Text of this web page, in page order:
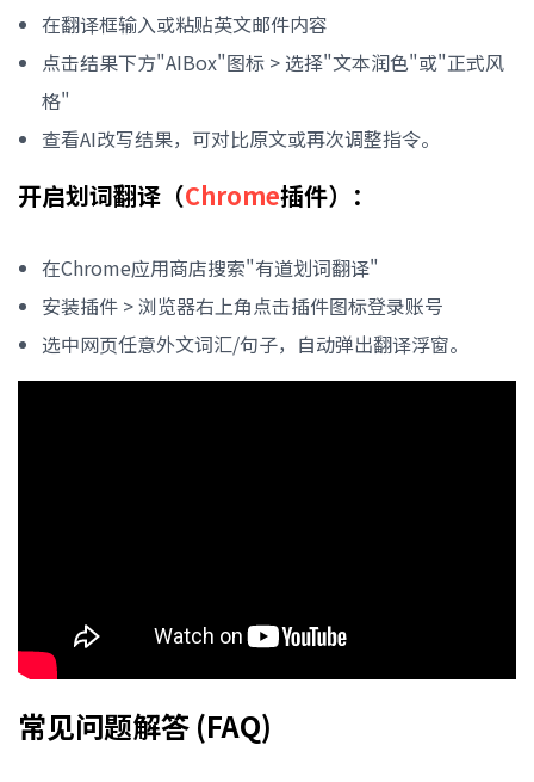
在翻译框输入或粘贴英文邮件内容
点击结果下方"AIBox"图标 > 选择"文本润色"或"正式风
格"
查看AI改写结果，可对比原文或再次调整指令。
开启划词翻译（Chrome插件）：
在Chrome应用商店搜索"有道划词翻译"
安装插件 > 浏览器右上角点击插件图标登录账号
选中网页任意外文词汇/句子，自动弹出翻译浮窗。
常见问题解答 (FAQ)